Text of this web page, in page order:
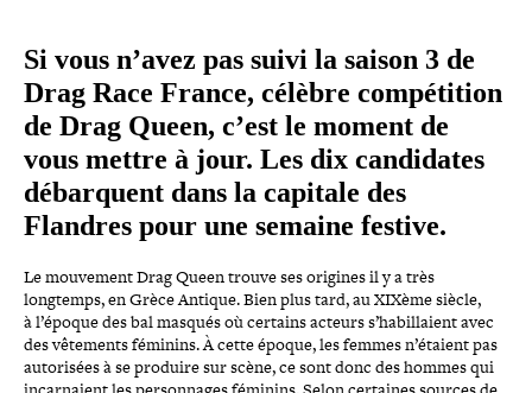
Si vous n’avez pas suivi la saison 3 de
Drag Race France, célèbre com­pé­ti­tion
de Drag Queen, c’est le moment de
vous mettre à jour. Les dix can­di­dates
débarquent dans la capitale des
Flandres pour une semaine festive.
Le mouvement Drag Queen trouve ses origines il y a très
longtemps, en Grèce Antique. Bien plus tard, au XIXème siècle,
à l’époque des bal masqués où certains acteurs s’habillaient avec
des vêtements féminins. À cette époque, les femmes n’étaient pas
auto­ri­sées à se produire sur scène, ce sont donc des hommes qui